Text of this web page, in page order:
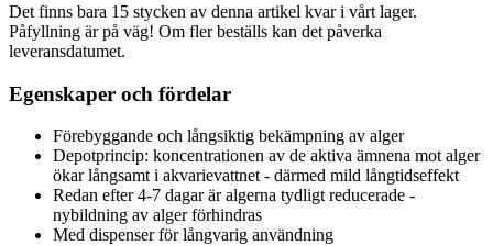
Det finns bara 15 stycken av denna artikel kvar i vårt lager.
Påfyllning är på väg! Om fler beställs kan det påverka
leveransdatumet.
Egenskaper och fördelar
Förebyggande och långsiktig bekämpning av alger
Depotprincip: koncentrationen av de aktiva ämnena mot alger
ökar långsamt i akvarievattnet - därmed mild långtidseffekt
Redan efter 4-7 dagar är algerna tydligt reducerade -
nybildning av alger förhindras
Med dispenser för långvarig användning